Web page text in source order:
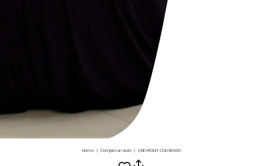
Home | Compra un auto | CHEVROLET COLORADO